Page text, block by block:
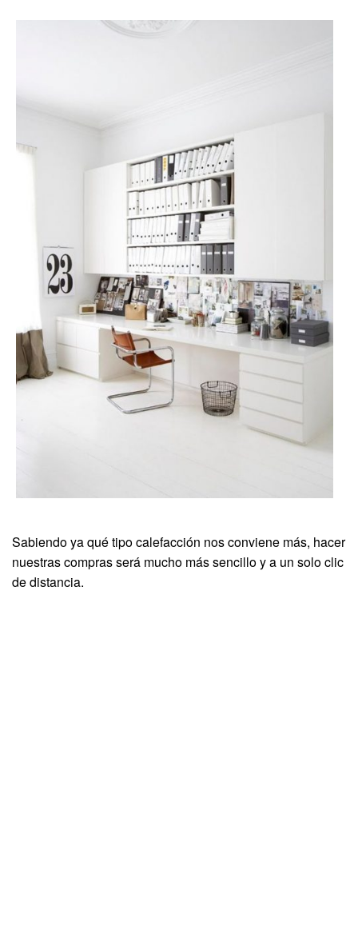
Sabiendo ya qué tipo calefacción nos conviene más, hacer
nuestras compras será mucho más sencillo y a un solo clic
de distancia.